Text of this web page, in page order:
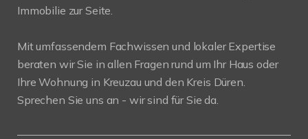
Immobilie zur Seite.
Mit umfassendem Fachwissen und lokaler Expertise
beraten wir Sie in allen Fragen rund um Ihr Haus oder
Ihre Wohnung in Kreuzau und den Kreis Düren.
Sprechen Sie uns an - wir sind für Sie da.